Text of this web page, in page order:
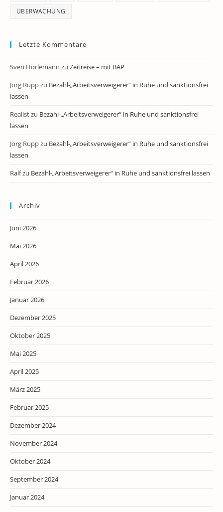
ÜBERWACHUNG
Letzte Kommentare
Sven Horlemann zu Zeitreise – mit BAP
Jörg Ruppzu Bezahl-„Arbeitsverweigerer“ in Ruhe und sanktionsfrei
lassen
Realistzu Bezahl-„Arbeitsverweigerer“ in Ruhe und sanktionsfrei
lassen
Jörg Ruppzu Bezahl-„Arbeitsverweigerer“ in Ruhe und sanktionsfrei
lassen
Ralfzu Bezahl-„Arbeitsverweigerer“ in Ruhe und sanktionsfrei lassen
Archiv
Juni 2026
Mai 2026
April 2026
Februar 2026
Januar 2026
Dezember 2025
Oktober 2025
Mai 2025
April 2025
März 2025
Februar 2025
Dezember 2024
November 2024
Oktober 2024
September 2024
Januar 2024